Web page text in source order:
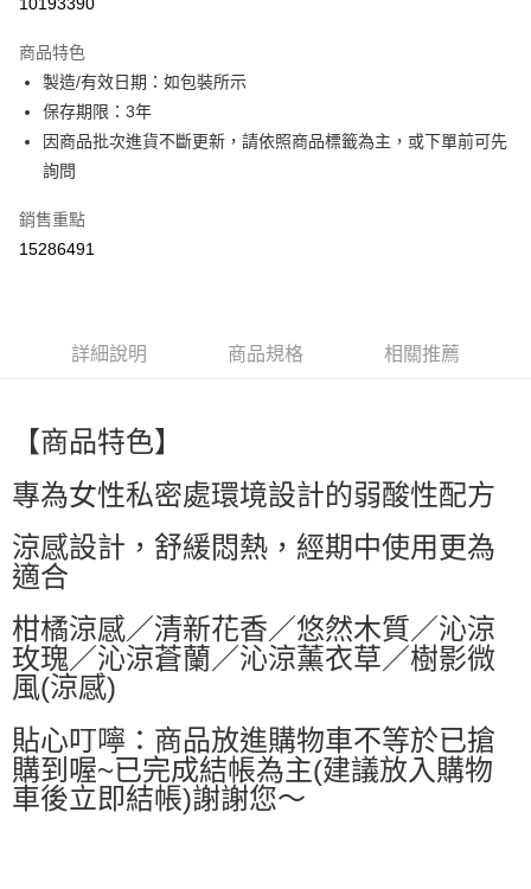
Apple Pay
街口支付
ATM付款
運送方式
全家取貨付款
每筆NT$60，滿NT$499(含以上)免運費
每筆NT$60，滿NT$499(含以上)免運費
付款後萊爾富取貨
7-11取貨付款
每筆NT$60，滿NT$499(含以上)免運費
付款後7-11取貨
每筆NT$60，滿NT$499(含以上)免運費
每筆NT$80，滿NT$799(含以上)免運費
宅配
商品特色
製造/有效日期：如包裝所示
保存期限：3年
因商品批次進貨不斷更新，請依照商品標籤為主，或下單前可先
詢問
銷售重點
15286491
詳細說明 商品規格 相關推薦
【商品特色】
專為女性私密處環境設計的弱酸性配方
涼感設計，舒緩悶熱，經期中使用更為
適合
柑橘涼感／清新花香／悠然木質／沁涼
玫瑰／沁涼蒼蘭／沁涼薰衣草／樹影微
風(涼感)
貼心叮嚀：商品放進購物車不等於已搶
購到喔~已完成結帳為主(建議放入購物
車後立即結帳)謝謝您～